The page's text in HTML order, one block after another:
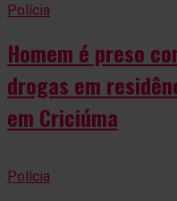
Polícia
Homem é preso
drogas em
em Criciúma
Polícia